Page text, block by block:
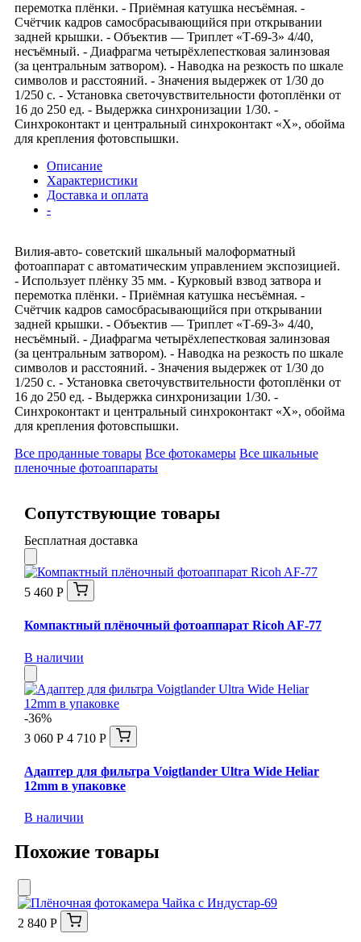
перемотка плёнки. - Приёмная катушка несъёмная. -
Счётчик кадров самосбрасывающийся при открывании
задней крышки. - Объектив — Триплет «Т-69-3» 4/40,
несъёмный. - Диафрагма четырёхлепестковая залинзовая
(за центральным затвором). - Наводка на резкость по шкале
символов и расстояний. - Значения выдержек от 1/30 до
1/250 с. - Установка светочувствительности фотоплёнки от
16 до 250 ед. - Выдержка синхронизации 1/30. -
Синхроконтакт и центральный синхроконтакт «X», обойма
для крепления фотовспышки.
Описание
Характеристики
Доставка и оплата
-
Вилия-авто- cоветский шкальный малоформатный
фотоаппарат с автоматическим управлением экспозицией.
- Использует плёнку 35 мм. - Курковый взвод затвора и
перемотка плёнки. - Приёмная катушка несъёмная. -
Счётчик кадров самосбрасывающийся при открывании
задней крышки. - Объектив — Триплет «Т-69-3» 4/40,
несъёмный. - Диафрагма четырёхлепестковая залинзовая
(за центральным затвором). - Наводка на резкость по шкале
символов и расстояний. - Значения выдержек от 1/30 до
1/250 с. - Установка светочувствительности фотоплёнки от
16 до 250 ед. - Выдержка синхронизации 1/30. -
Синхроконтакт и центральный синхроконтакт «X», обойма
для крепления фотовспышки.
Все проданные товары Все фотокамеры Все шкальные
пленочные фотоаппараты
Сопутствующие товары
Бесплатная доставка
5 460 Р
Компактный плёночный фотоаппарат Ricoh AF-77
В наличии
-36%
3 060 Р 4 710 Р
Адаптер для фильтра Voigtlander Ultra Wide Heliar
12mm в упаковке
В наличии
Похожие товары
2 840 Р